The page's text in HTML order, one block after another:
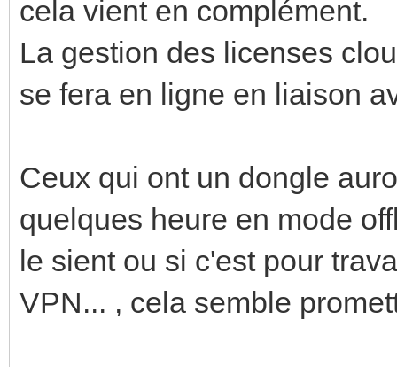
cela vient en complément.
La gestion des licenses
se fera en ligne en liaison
Ceux qui ont un dongle
quelques heure en mode
le sient ou si c'est pour
VPN... , cela semble